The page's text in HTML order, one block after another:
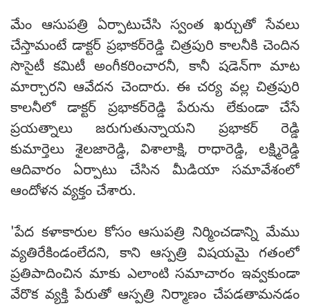
మేం ఆసుప‌త్రి ఏర్పాటుచేసి స్వంత ఖ‌ర్చుతో సేవ‌లు
చేస్తామంటే డాక్టర్‌ ప్రభాకర్‌రెడ్డి చిత్ర‌పురి కాల‌నీకి చెందిన
సొసైటీ క‌మిటీ అంగీక‌రించార‌నీ, కానీ ష‌డెన్‌గా మాట
మార్చార‌ని ఆవేద‌న చెందారు. ఈ చర్య వల్ల చిత్రపురి
కాలనీలో డాక్టర్‌ ప్రభాకర్‌రెడ్డి పేరును లేకుండా చేసే
ప్రయత్నాలు జరుగుతున్నాయని ప్రభాకర్‌ రెడ్డి
కుమార్తెలు శైలజారెడ్డి, విశాలాక్షి, రాధారెడ్డి, లక్ష్మిరెడ్డి
ఆదివారం ఏర్పాటు చేసిన మీడియా సమావేశంలో
ఆందోళన వ్యక్తం చేశారు.
'పేద కళాకారుల కోసం ఆసుపత్రి నిర్మించడాన్ని మేము
వ్యతిరేకిండంలేదని, కాని ఆస్పత్రి విషయమై గతంలో
ప్రతిపాదించిన మాకు ఎలాంటి సమాచారం ఇవ్వకుండా
వేరొక వ్యక్తి పేరుతో ఆస్పత్రి నిర్మాణం చేపడతామనడం